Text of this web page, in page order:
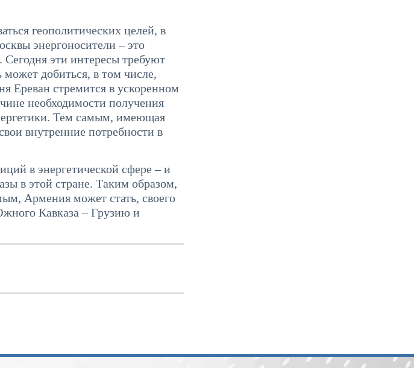
геополитических целей, в
энергоносители – это
эти интересы требуют
добиться, в том числе,
Ереван стремится в ускоренном
необходимости получения
Тем самым, имеющая
внутренние потребности в
в энергетической сфере – и
в этой стране. Таким образом,
Армения может стать, своего
Кавказа – Грузию и